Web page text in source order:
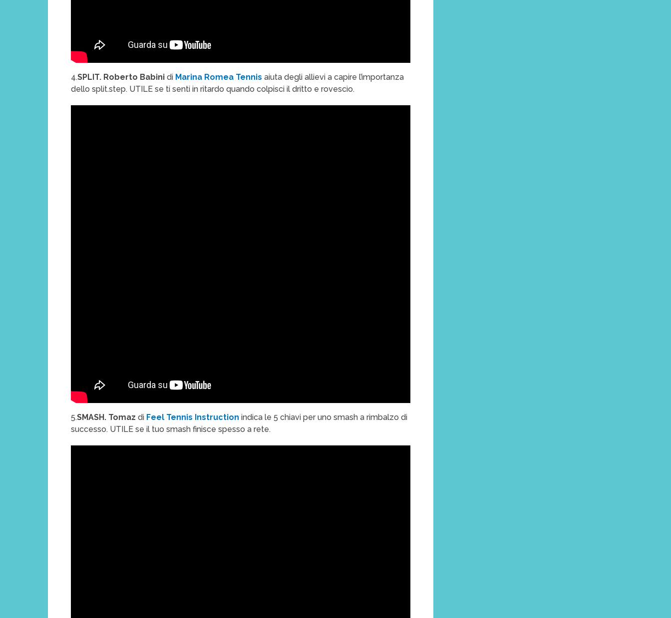
4.SPLIT. Roberto Babini di Marina Romea Tennis aiuta degli allievi a capire l’importanza
dello split.step. UTILE se ti senti in ritardo quando colpisci il dritto e rovescio.
5.SMASH. Tomazdi Feel Tennis Instruction indica le 5 chiavi per uno smash a rimbalzo di
successo. UTILE se il tuo smash finisce spesso a rete.